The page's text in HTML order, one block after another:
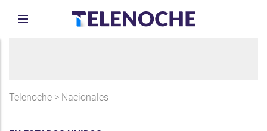
Telenoche > Nacionales